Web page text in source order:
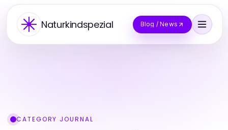
Naturkindspezial Blog / News
CATEGORY JOURNAL